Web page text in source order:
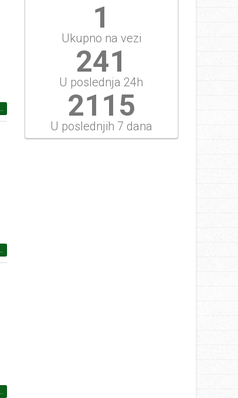
1
Ukupno na vezi
258
U poslednja 24h
2266
U poslednjih 7 dana